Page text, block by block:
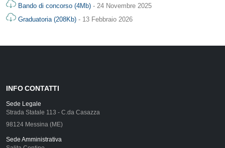
Bando di concorso (4Mb) - 24 Novembre 2025
Graduatoria (208Kb) - 13 Febbraio 2026
INFO CONTATTI
Sede Legale
Strada Statale 113 - C.da Casazza
98124 Messina (ME)
Sede Amministrativa